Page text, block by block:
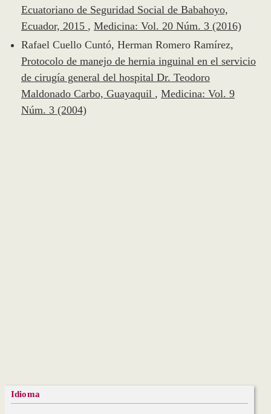
Ecuatoriano de Seguridad Social de Babahoyo,
Ecuador, 2015 , Medicina: Vol. 20 Núm. 3 (2016)
Rafael Cuello Cuntó, Herman Romero Ramírez,
Protocolo de manejo de hernia inguinal en el servicio
de cirugía general del hospital Dr. Teodoro
Maldonado Carbo, Guayaquil , Medicina: Vol. 9
Núm. 3 (2004)
Idioma